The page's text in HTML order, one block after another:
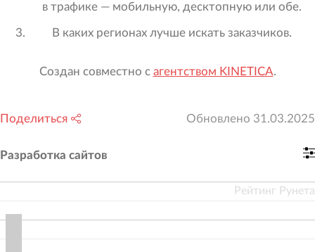
в трафике — мобильную, десктопную или обе.
В каких регионах лучше искать заказчиков.
Создан совместно с агентством KINETICA.
Поделиться Обновлено 31.03.2025
Разработка сайтов
Рейтинг Рунета